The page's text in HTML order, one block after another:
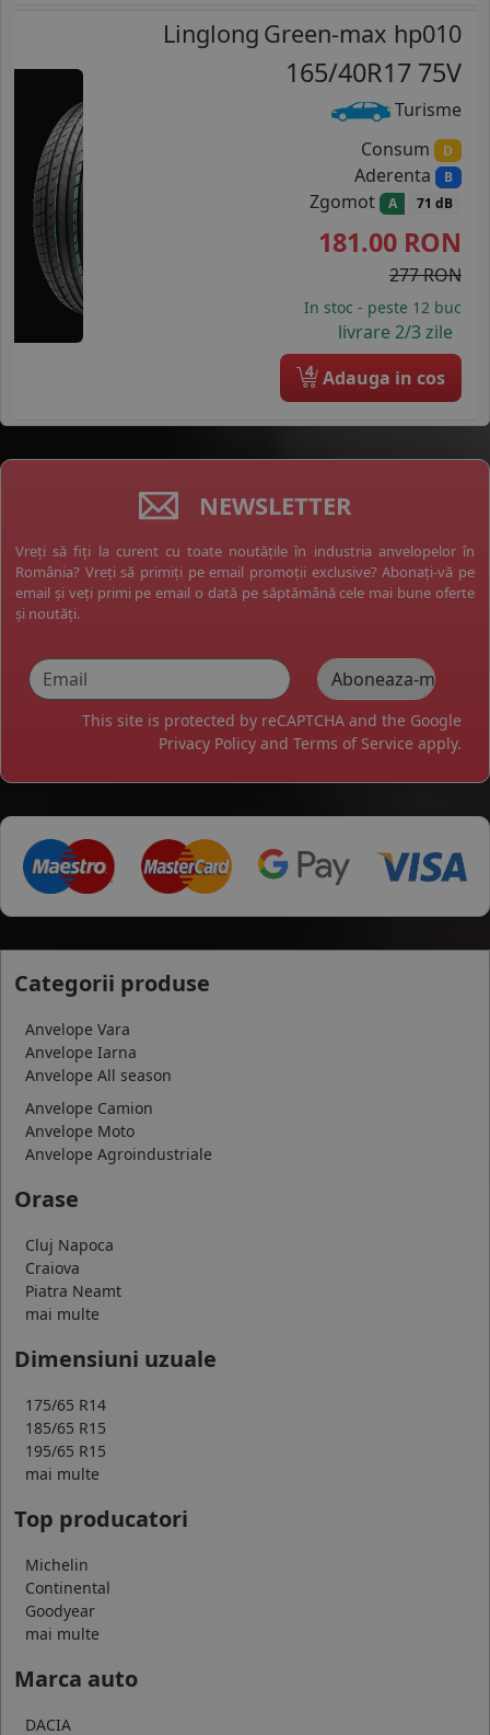
Linglong Green-max hp010
165/40R17 75V
Turisme
Consum D
Aderenta B
Zgomot A 71 dB
181.00 RON
277 RON
In stoc - peste 12 buc
livrare 2/3 zile
4 Adauga in cos
NEWSLETTER
Vreți să fiți la curent cu toate noutățile în industria anvelopelor în
România? Vreți să primiți pe email promoții exclusive? Abonați-vă pe
email și veți primi pe email o dată pe săptămână cele mai bune oferte
și noutăți.
This site is protected by reCAPTCHA and the Google
Privacy Policy and Terms of Service apply.
Categorii produse
Anvelope Vara
Anvelope Iarna
Anvelope All season
Anvelope Camion
Anvelope Moto
Anvelope Agroindustriale
Orase
Cluj Napoca
Craiova
Piatra Neamt
mai multe
Dimensiuni uzuale
175/65 R14
185/65 R15
195/65 R15
mai multe
Top producatori
Michelin
Continental
Goodyear
mai multe
Marca auto
DACIA